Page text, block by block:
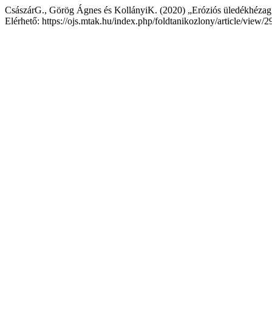
CsászárG., Görög Ágnes és KollányiK. (2020) „Eróziós
Elérhető: https://ojs.mtak.hu/index.php/foldtanikozlony/article/view/